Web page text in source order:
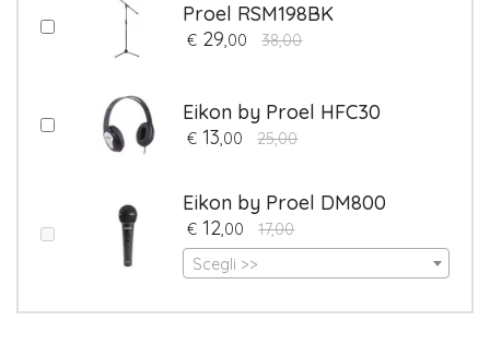
Proel RSM198BK
€ 29,00 38,00
Eikon by Proel HFC30
€ 13,00 25,00
Eikon by Proel DM800
€ 12,00
17,00
Scegli >>